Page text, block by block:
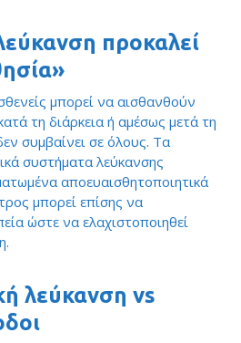
προκαλεί
μπορεί να αισθανθούν
τη διάρκεια ή αμέσως μετά τη
συμβαίνει σε όλους. Τα
συστήματα λεύκανσης
αποευαισθητοποιητικά
μπορεί επίσης να
ώστε να ελαχιστοποιηθεί
λεύκανση vs